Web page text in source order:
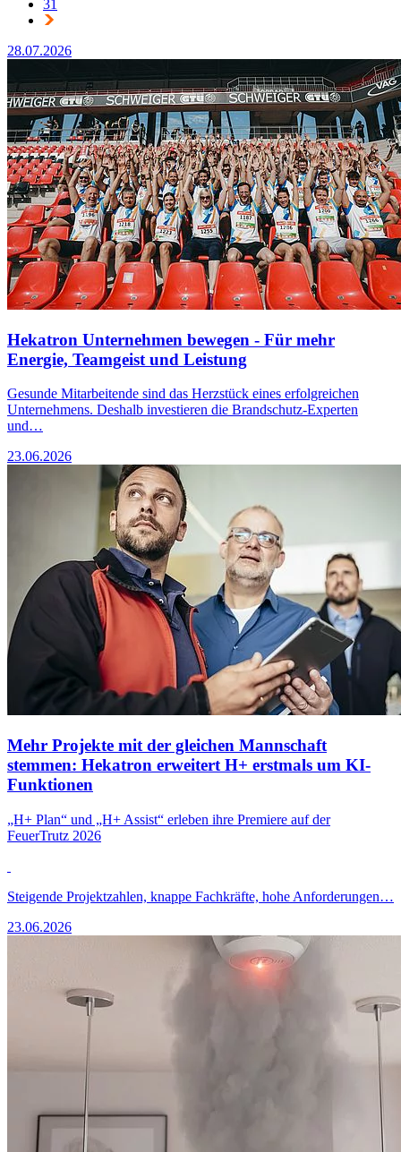
31
28.07.2026
Hekatron Unternehmen bewegen - Für mehr
Energie, Teamgeist und Leistung
Gesunde Mitarbeitende sind das Herzstück eines erfolgreichen
Unternehmens. Deshalb investieren die Brandschutz-Experten
und…
23.06.2026
Mehr Projekte mit der gleichen Mannschaft
stemmen: Hekatron erweitert H+ erstmals um KI-
Funktionen
„H+ Plan“ und „H+ Assist“ erleben ihre Premiere auf der
FeuerTrutz 2026
Steigende Projektzahlen, knappe Fachkräfte, hohe Anforderungen…
23.06.2026